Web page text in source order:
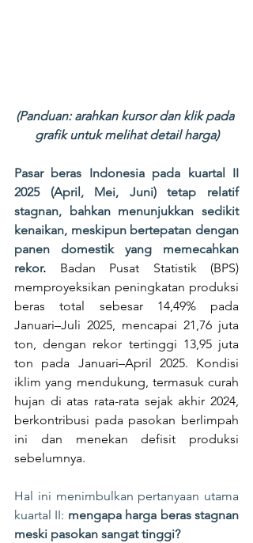
(Panduan: arahkan kursor dan klik pada
grafik untuk melihat detail harga)
Pasar beras Indonesia pada kuartal II
2025 (April, Mei, Juni)
tetap relatif
stagnan, bahkan menunjukkan sedikit
kenaikan, meskipun bertepatan dengan
panen domestik yang memecahkan
rekor. Badan Pusat Statistik (BPS)
memproyeksikan peningkatan produksi
beras total sebesar 14,49% pada
Januari–Juli 2025, mencapai 21,76 juta
ton, dengan rekor tertinggi 13,95 juta
ton pada Januari–April 2025. Kondisi
iklim yang mendukung, termasuk curah
hujan di atas rata-rata sejak akhir 2024,
berkontribusi pada pasokan berlimpah
ini dan menekan defisit produksi
sebelumnya.
Hal ini menimbulkan pertanyaan utama
kuartal II: mengapa harga beras stagnan
meski pasokan sangat tinggi?